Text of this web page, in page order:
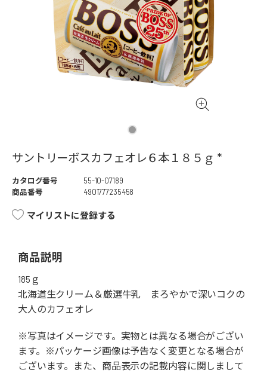
サントリーボスカフェオレ６本１８５ｇ *
カタログ番号
55-10-07189
商品番号
4901777235458
マイリストに登録する
商品説明
185ｇ
北海道生クリーム＆厳選牛乳 まろやかで深いコクの
大人のカフェオレ
※写真はイメージです。実物とは異なる場合がござい
ます。※パッケージ画像は予告なく変更となる場合が
ございます。また、商品表示の記載内容に関しまして